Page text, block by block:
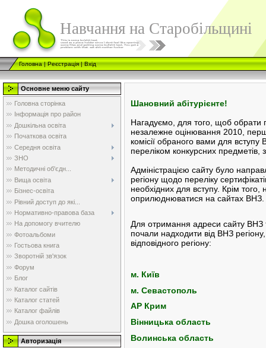
Навчання на Старобільщині
Головна|Реєстрація|Вхід
Основне меню сайту
Головна сторінка
Інформація про район
Дошкільна освіта
Початкова освіта
Середня освіта
ЗНО
Методичні об'єдн...
Вища освіта
Бізнес-освіта
Рівний доступ до які...
Нормативно-правова база
На допомогу вчителю
Фотоальбоми
Гостьова книга
Зворотній зв'язок
Форум
Блог
Каталог сайтів
Каталог статей
Каталог файлів
Дошка оголошень
Авторизація
Шановний абітурієнте!
Нагадуємо, для того, щоб обрати
незалежне оцінювання 2010,
комісії обраного вами для вступу
переліком конкурсних
Адміністрацією сайту було
регіону щодо переліку
необхідних для вступу. Крім
оприлюднюватися на сайтах ВНЗ.
Для отримання адреси сайту ВНЗ
почали надходити від ВНЗ
відповідного регіону:
м. Київ
м. Севастополь
АР Крим
Вінницька область
Волинська область